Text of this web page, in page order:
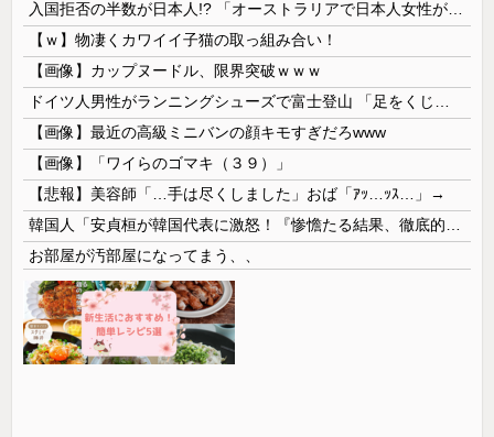
【ｗ】物凄くカワイイ子猫の取っ組み合い！
【画像】カップヌードル、限界突破ｗｗｗ
【画像】最近の高級ミニバンの顔キモすぎだろwww
【画像】「ワイらのゴマキ（３９）」
【悲報】美容師「…手は尽くしました」おば「ｱｯ…ｯｽ…」→
お部屋が汚部屋になってまう、、